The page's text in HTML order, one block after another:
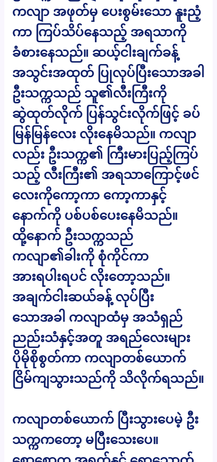
ကလျာ အဖုတ်မှ ပေးစွမ်းသော နူးညံ့
ကာ ကြပ်သိပ်နေသည့် အရသာကို
ခံစားနေသည်။ ဆယ့်ငါးချက်ခန့်
အသွင်းအထုတ် ပြုလုပ်ပြီးသောအခါ
ဦးသက္ကသည် သူ၏လီးကြီးကို
ဆွဲထုတ်လိုက် ပြန်သွင်းလိုက်ဖြင့် ခပ်
မြန်မြန်လေး လိုးနေမိသည်။ ကလျာ
လည်း ဦးသက္က၏ ကြီးမားပြည့်ကြပ်
သည့် လီးကြီး၏ အရသာကြောင့်ဖင်
လေးကိုကော့ကာ ကော့ကာနှင့်
နောက်ကို ပစ်ပစ်ပေးနေမိသည်။
ထို့နောက် ဦးသက္ကသည်
ကလျာ၏ခါးကို စုံကိုင်ကာ
အားရပါးရပင် လိုးတော့သည်။
အချက်ငါးဆယ်ခန့် လုပ်ပြီး
သောအခါ ကလျာထံမှ အသံရှည်
ညည်းသံနှင့်အတူ အရည်လေးများ
ပိုမိုစိုစွတ်ကာ ကလျာတစ်ယောက်
ငြိမ်ကျသွားသည်ကို သိလိုက်ရသည်။
ကလျာတစ်ယောက် ပြီးသွားပေမဲ့ ဦး
သက္ကကတော့ မပြီးသေးပေ။